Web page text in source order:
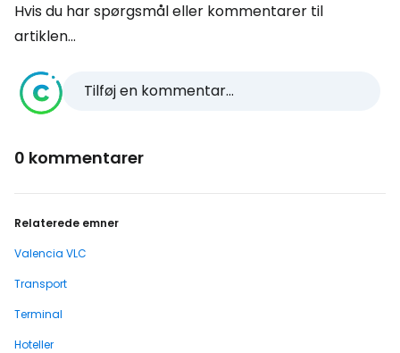
Hvis du har spørgsmål eller kommentarer til
artiklen...
Tilføj en kommentar...
0 kommentarer
Relaterede emner
Valencia VLC
Transport
Terminal
Hoteller